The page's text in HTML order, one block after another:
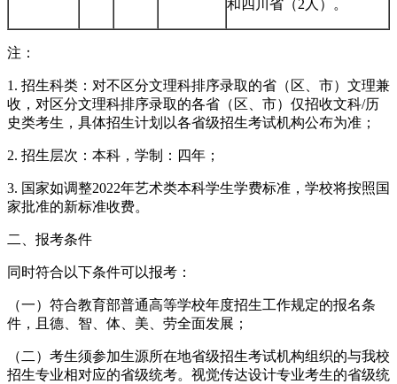
和四川省（2人）。
注：
1. 招生科类：对不区分文理科排序录取的省（区、市）文理兼
收，对区分文理科排序录取的各省（区、市）仅招收文科/历
史类考生，具体招生计划以各省级招生考试机构公布为准；
2. 招生层次：本科，学制：四年；
3. 国家如调整2022年艺术类本科学生学费标准，学校将按照国
家批准的新标准收费。
二、报考条件
同时符合以下条件可以报考：
（一）符合教育部普通高等学校年度招生工作规定的报名条
件，且德、智、体、美、劳全面发展；
（二）考生须参加生源所在地省级招生考试机构组织的与我校
招生专业相对应的省级统考。视觉传达设计专业考生的省级统